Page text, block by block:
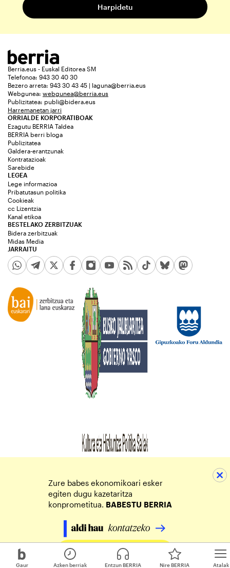
Gaur Atalak
Azken berriak Entzun BERRIA Nire BERRIA
Berria.eus - Euskal Editorea SM
Telefonoa: 943 30 40 30
Bezero arreta: 943 30 43 45 | laguna@berria.eus
Webgunea: webgunea@berria.eus
Publizitatea: publi@bidera.eus
Harremanetan jarri
ORRIALDE KORPORATIBOAK
Ezagutu BERRIA Taldea
BERRIA berri bloga
Publizitatea
Galdera-erantzunak
Kontratazioak
Sarebide
JARRAITU
LEGEA
Lege informazioa
Pribatutasun politika
Cookieak
cc Lizentzia
Kanal etikoa
BESTELAKO ZERBITZUAK
Bidera zerbitzuak
Midas Media
Zure babes ekonomikoari esker
egiten dugu kazetaritza
konprometitua. BABESTU BERRIA
Egin zure ekarpena